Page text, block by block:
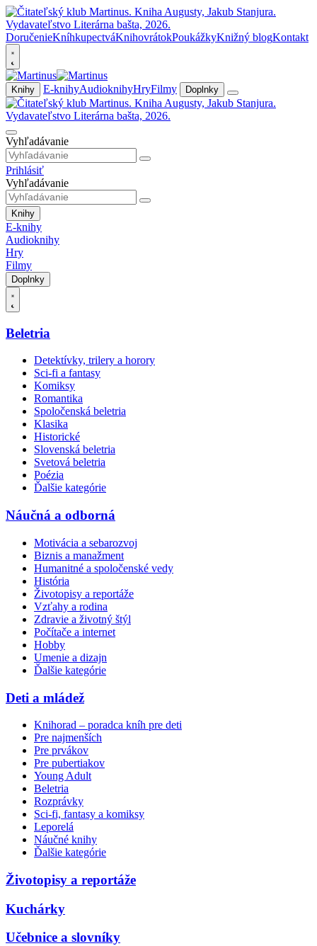
DoručenieKníhkupectváKnihovrátokPoukážkyKnižný blogKontakt
Knihy E-knihyAudioknihyHryFilmy Doplnky
Vyhľadávanie
Prihlásiť
Vyhľadávanie
Knihy
E-knihy
Audioknihy
Hry
Filmy
Doplnky
Beletria
Detektívky, trilery a horory
Sci-fi a fantasy
Komiksy
Romantika
Spoločenská beletria
Klasika
Historické
Slovenská beletria
Svetová beletria
Poézia
Ďalšie kategórie
Náučná a odborná
Motivácia a sebarozvoj
Biznis a manažment
Humanitné a spoločenské vedy
História
Životopisy a reportáže
Vzťahy a rodina
Zdravie a životný štýl
Počítače a internet
Hobby
Umenie a dizajn
Ďalšie kategórie
Deti a mládež
Knihorad – poradca kníh pre deti
Pre najmenších
Pre prvákov
Pre pubertiakov
Young Adult
Beletria
Rozprávky
Sci-fi, fantasy a komiksy
Leporelá
Náučné knihy
Ďalšie kategórie
Životopisy a reportáže
Kuchárky
Učebnice a slovníky